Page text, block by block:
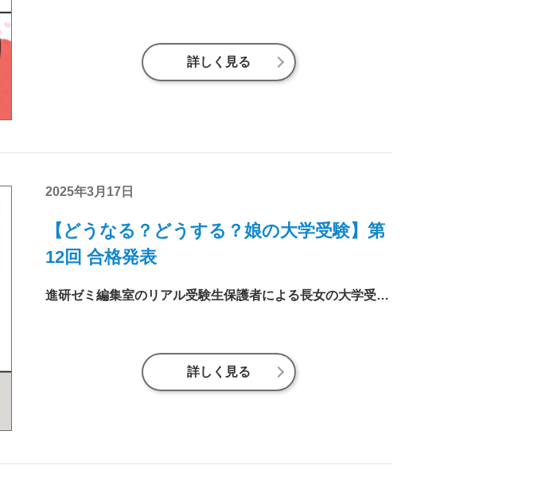
詳しく見る
2025年3月17日
【どうなる？どうする？娘の大学受験】第
12回 合格発表
進研ゼミ編集室のリアル受験生保護者による長女の大学受験ドキュメント。いよいよ前期日程合格発表！気になる結果や、いかに!?
詳しく見る